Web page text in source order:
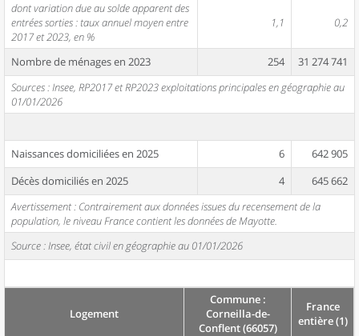
dont variation due au solde apparent des
entrées sorties : taux annuel moyen entre
2017 et 2023, en %
1,1 0,2
Nombre de ménages en 2023 254
31 274 741
Sources : Insee, RP2017 et RP2023 exploitations principales en géographie au
01/01/2026
Naissances domiciliées en 2025 6
642 905
Décès domiciliés en 2025
4
645 662
Avertissement : Contrairement aux données issues du recensement de la
population, le niveau France contient les données de Mayotte.
Source : Insee, état civil en géographie au 01/01/2026
Logement
Commune :
Corneilla-de-
Conflent (66057)
France
entière (1)